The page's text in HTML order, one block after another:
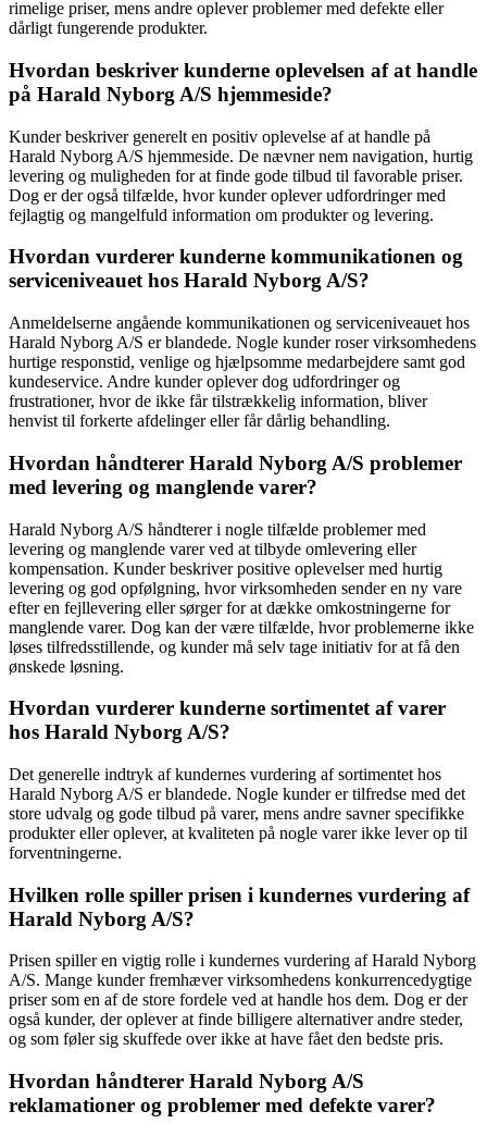
rimelige priser, mens andre oplever problemer med defekte eller
dårligt fungerende produkter.
Hvordan beskriver kunderne oplevelsen af at handle
på Harald Nyborg A/S hjemmeside?
Kunder beskriver generelt en positiv oplevelse af at handle på
Harald Nyborg A/S hjemmeside. De nævner nem navigation, hurtig
levering og muligheden for at finde gode tilbud til favorable priser.
Dog er der også tilfælde, hvor kunder oplever udfordringer med
fejlagtig og mangelfuld information om produkter og levering.
Hvordan vurderer kunderne kommunikationen og
serviceniveauet hos Harald Nyborg A/S?
Anmeldelserne angående kommunikationen og serviceniveauet hos
Harald Nyborg A/S er blandede. Nogle kunder roser virksomhedens
hurtige responstid, venlige og hjælpsomme medarbejdere samt god
kundeservice. Andre kunder oplever dog udfordringer og
frustrationer, hvor de ikke får tilstrækkelig information, bliver
henvist til forkerte afdelinger eller får dårlig behandling.
Hvordan håndterer Harald Nyborg A/S problemer
med levering og manglende varer?
Harald Nyborg A/S håndterer i nogle tilfælde problemer med
levering og manglende varer ved at tilbyde omlevering eller
kompensation. Kunder beskriver positive oplevelser med hurtig
levering og god opfølgning, hvor virksomheden sender en ny vare
efter en fejllevering eller sørger for at dække omkostningerne for
manglende varer. Dog kan der være tilfælde, hvor problemerne ikke
løses tilfredsstillende, og kunder må selv tage initiativ for at få den
ønskede løsning.
Hvordan vurderer kunderne sortimentet af varer
hos Harald Nyborg A/S?
Det generelle indtryk af kundernes vurdering af sortimentet hos
Harald Nyborg A/S er blandede. Nogle kunder er tilfredse med det
store udvalg og gode tilbud på varer, mens andre savner specifikke
produkter eller oplever, at kvaliteten på nogle varer ikke lever op til
forventningerne.
Hvilken rolle spiller prisen i kundernes vurdering af
Harald Nyborg A/S?
Prisen spiller en vigtig rolle i kundernes vurdering af Harald Nyborg
A/S. Mange kunder fremhæver virksomhedens konkurrencedygtige
priser som en af de store fordele ved at handle hos dem. Dog er der
også kunder, der oplever at finde billigere alternativer andre steder,
og som føler sig skuffede over ikke at have fået den bedste pris.
Hvordan håndterer Harald Nyborg A/S
reklamationer og problemer med defekte varer?